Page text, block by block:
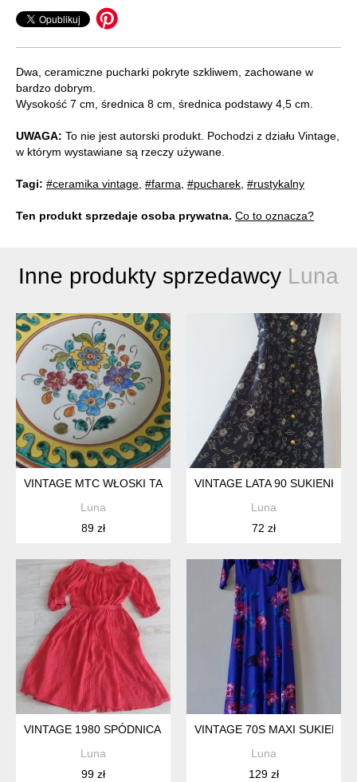
Dwa, ceramiczne pucharki pokryte szkliwem, zachowane w
bardzo dobrym.
Wysokość 7 cm, średnica 8 cm, średnica podstawy 4,5 cm.
UWAGA: To nie jest autorski produkt. Pochodzi z działu Vintage,
w którym wystawiane są rzeczy używane.
Tagi: #ceramika vintage, #farma, #pucharek, #rustykalny
Ten produkt sprzedaje osoba prywatna. Co to oznacza?
Inne produkty sprzedawcy Luna
VINTAGE MTC WŁOSKI TALERZ ŚCIENNY RĘCZNIE
Luna
89 zł
VINTAGE LATA 90 SUKIENKA
Luna
72 zł
VINTAGE 1980 SPÓDNICA MIDI BLUZKA KOMPLET
Luna
99 zł
VINTAGE 70S MAXI
Luna
129 zł